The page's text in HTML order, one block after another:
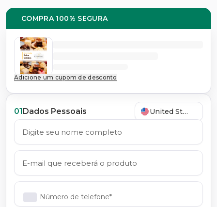
01Dados Pessoais United States
Número de telefone*
COMPRA 100% SEGURA
Adicione um cupom de desconto